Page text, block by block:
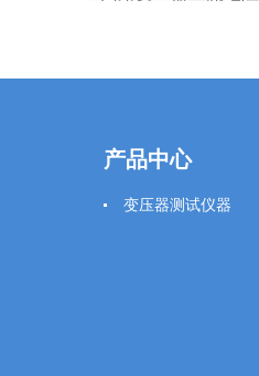
产品中心
变压器测试仪器